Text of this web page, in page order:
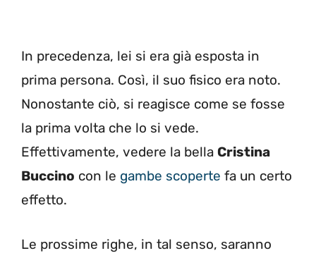
In precedenza, lei si era già esposta in
prima persona. Così, il suo fisico era noto.
Nonostante ciò, si reagisce come se fosse
la prima volta che lo si vede.
Effettivamente, vedere la bella Cristina
Buccino con le gambe scoperte fa un certo
effetto.
Le prossime righe, in tal senso, saranno